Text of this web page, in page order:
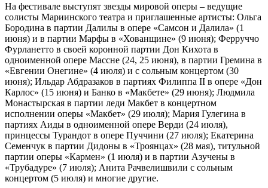
На фестивале выступят звезды мировой оперы – ведущие
солисты Мариинского театра и приглашенные артисты: Ольга
Бородина в партии Далилы в опере «Самсон и Далила» (1
июня) и в партии Марфы в «Хованщине» (9 июня); Ферруччо
Фурланетто в своей коронной партии Дон Кихота в
одноименной опере Массне (24, 25 июня), в партии Гремина в
«Евгении Онегине» (4 июля) и с сольным концертом (30
июня); Ильдар Абдразаков в партиях Филиппа II в опере «Дон
Карлос» (15 июня) и Банко в «Макбете» (29 июня); Людмила
Монастырская в партии леди Макбет в концертном
исполнении оперы «Макбет» (29 июля); Мария Гулегина в
партиях Аиды в одноименной опере Верди (24 июля),
принцессы Турандот в опере Пуччини (27 июля); Екатерина
Семенчук в партии Дидоны в «Троянцах» (28 мая), титульной
партии оперы «Кармен» (1 июля) и в партии Азучены в
«Трубадуре» (7 июля); Анита Рачвелишвили с сольным
концертом (5 июля) и многие другие.